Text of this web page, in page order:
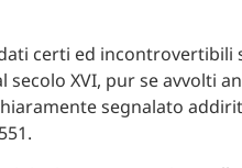
certi ed incontrovertibili
XVI, pur se avvolti
segnalato